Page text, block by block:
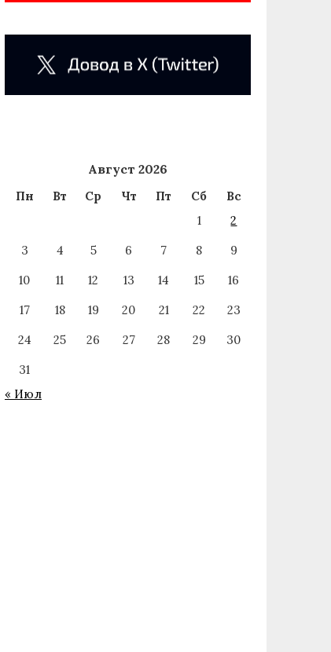
Август 2026
Пн Вт Ср Чт Пт Сб
Вс
1
2
3
4 5 6 7 8
9
10
11 12 13 14 15
16
17
18 19 20 21 22
23
24
25 26 27 28 29
30
31
« Июл